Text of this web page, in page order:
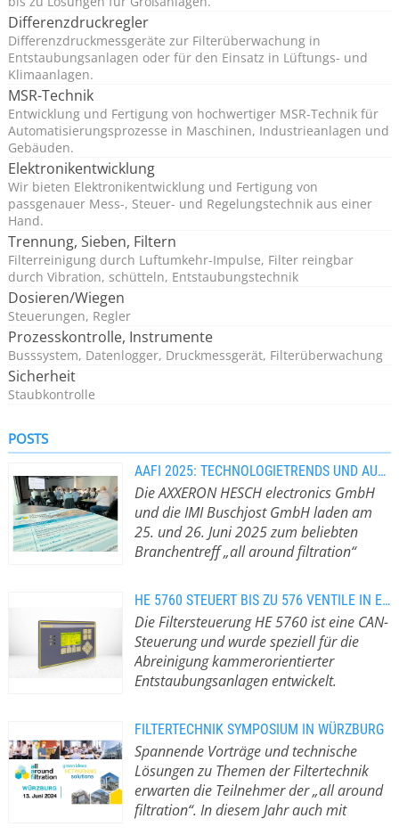
Freien zugelassen
Steuerungen von HESCH verfügen über
Ventilüberwachung, zyklische Reinigung und
Nachreinigung. Auch für die effiziente
differenzdruckgesteuerte Abreinigung liefern wir
Produkte, welche durch optimierte Reinigungsintervalle
die Standzeit der Filtermedien verlängern und die
Energieeffizienz durch geringeren Druckluftbedarf
erhöhen.
Entstaubungsanlagen können in einer Vielzahl von
industriellen Umgebungen eingesetzt werden, die sich
stark in ihren Anforderungen und Bedingungen
unterscheiden können.
Grund genug, um bereits bei der Planung einer
Filteranlage, einen Profi für die Ventilsteuerung zu
Der Einsatz einer HESCH Ventilsteuerung ist
gleichermaßen sinnvoll für Neuanlagen als auch zur
Nachrüstung bestehender Gewebefilteranlagen.
Differenzdruckregler
Differenzdruckmessgeräte zur Filterüberwachung in
Entstaubungsanlagen oder für den Einsatz in Lüftungs- und
Klimaanlagen.
MSR-Technik
Entwicklung und Fertigung von hochwertiger MSR-Technik für
Automatisierungsprozesse in Maschinen, Industrieanlagen und
Gebäuden.
Elektronikentwicklung
Wir bieten Elektronikentwicklung und Fertigung von
passgenauer Mess-, Steuer- und Regelungstechnik aus einer
Hand.
Trennung, Sieben, Filtern
Filterreinigung durch Luftumkehr-Impulse, Filter reingbar
durch Vibration, schütteln, Entstaubungstechnik
Dosieren/Wiegen
Steuerungen, Regler
Prozesskontrolle, Instrumente
Busssystem, Datenlogger, Druckmessgerät, Filterüberwachung
Sicherheit
Staubkontrolle
POSTS
AAFI 2025: TECHNOLOGIETRENDS UND AUSTAUSCH AUF AUGENHÖHE
Die AXXERON HESCH electronics GmbH
und die IMI Buschjost GmbH laden am
25. und 26. Juni 2025 zum beliebten
Branchentreff „all around filtration“
stattfindende Veranstaltung hat sich
seit 2018 als zentrales Forum für den
Austausch zwischen
Filteranlagenherstellern, Betreibern
und Technologieanbietern etabliert.
Das zweitägige Event startet am 25.
Event. In diesem Jahr erwartet die
Teilnehmer eine exklusive Führung
durch die Henrichshütte Hattingen,
eines der bedeutendsten Zeugnisse
der Industriekultur im Ruhrgebiet.
HE 5760 STEUERT BIS ZU 576 VENTILE IN ENTSTAUBUNGSANLAGEN
Die Filtersteuerung HE 5760 ist eine CAN-
Steuerung und wurde speziell für die
Abreinigung kammerorientierter
Entstaubungsanlagen entwickelt.
bietet AXXERON HESCH der Industrie
ein Master-Slave-System für
Großanlagen, bei dem die
erforderlichen Slaves entsprechend
der Anlagengröße per Feldbus an die
Mastersteuerung angeschlossen
FILTERTECHNIK SYMPOSIUM IN WÜRZBURG
Spannende Vorträge und technische
Lösungen zu Themen der Filtertechnik
erwarten die Teilnehmer der „all around
filtration“. In diesem Jahr auch mit